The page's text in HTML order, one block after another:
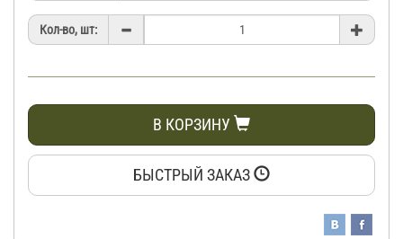
Кол-во, шт:
В КОРЗИНУ
БЫСТРЫЙ ЗАКАЗ